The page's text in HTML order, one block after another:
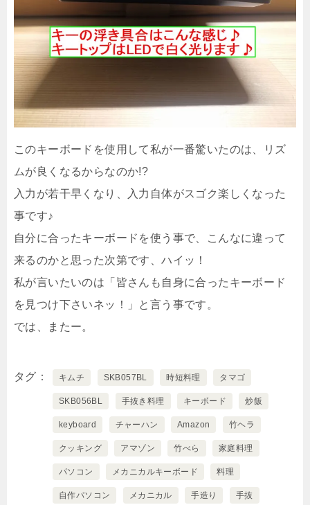
このキーボードを使用して私が一番驚いたのは、リズ
ムが良くなるからなのか!?
入力が若干早くなり、入力自体がスゴク楽しくなった
事です♪
自分に合ったキーボードを使う事で、こんなに違って
来るのかと思った次第です、ハイッ！
私が言いたいのは「皆さんも自身に合ったキーボード
を見つけ下さいネッ！」と言う事です。
では、またー。
タグ キムチ SKB057BL 時短料理 タマゴ
SKB056BL 手抜き料理 キーボード 炒飯
keyboard チャーハン Amazon 竹ヘラ
クッキング アマゾン 竹べら 家庭料理
パソコン メカニカルキーボード 料理
自作パソコン メカニカル 手造り 手抜